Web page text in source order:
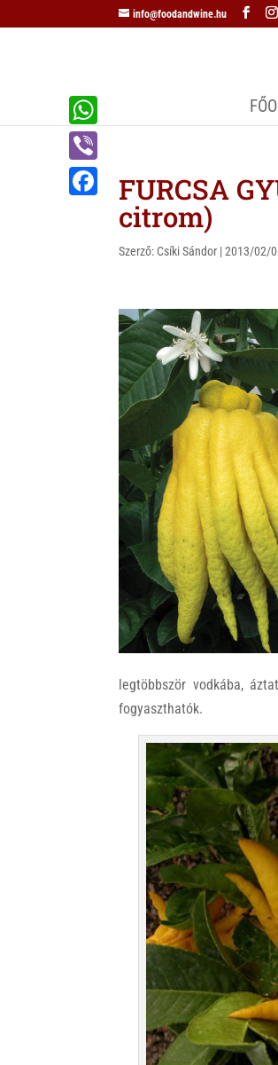
info@foodandwine.hu
FURCSA
citrom)
Szerző: Csíki Sándor |2013/02/
legtöbbször vodkába,
fogyaszthatók.
W
h
a
V